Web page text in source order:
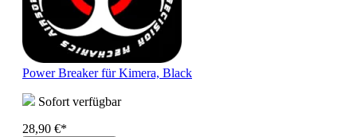
Power Breaker für Kimera, Black
Sofort verfügbar
28,90 €*